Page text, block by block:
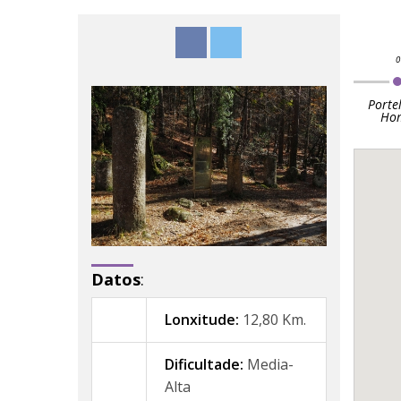
Datos:
Lonxitude: 12,80 Km.
Dificultade: Media-
Alta